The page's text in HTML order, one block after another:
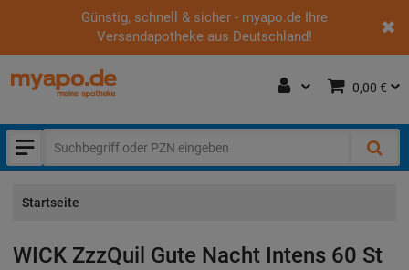
Günstig, schnell & sicher - myapo.de Ihre
Versandapotheke aus Deutschland!
0,00 €
Startseite
WICK ZzzQuil Gute Nacht Intens 60 St